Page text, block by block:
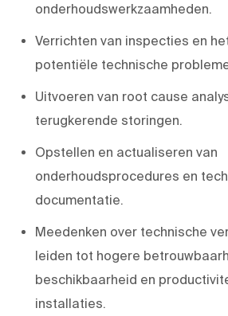
onderhoudswerkzaamheden.
Verrichten van inspecties en
potentiële technische
Uitvoeren van root cause
terugkerende storingen.
Opstellen en actualiseren van
onderhoudsprocedures en
documentatie.
Meedenken over technische
leiden tot hogere
beschikbaarheid en
installaties.